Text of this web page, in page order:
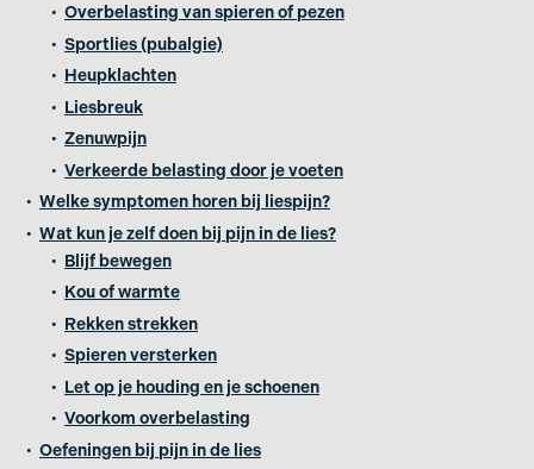
Overbelasting van spieren of pezen
Sportlies (pubalgie)
Heupklachten
Liesbreuk
Zenuwpijn
Verkeerde belasting door je voeten
Welke symptomen horen bij liespijn?
Wat kun je zelf doen bij pijn in de lies?
Blijf bewegen
Kou of warmte
Rekken strekken
Spieren versterken
Let op je houding en je schoenen
Voorkom overbelasting
Oefeningen bij pijn in de lies